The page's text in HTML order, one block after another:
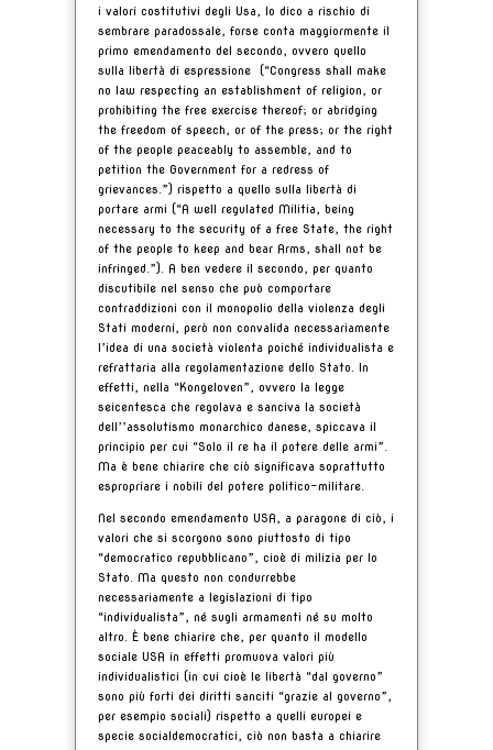
i valori costitutivi degli Usa, lo dico a rischio di
sembrare paradossale, forse conta maggiormente il
primo emendamento del secondo, ovvero quello
sulla libertà di espressione (“Congress shall make
no law respecting an establishment of religion, or
prohibiting the free exercise thereof; or abridging
the freedom of speech, or of the press; or the right
of the people peaceably to assemble, and to
petition the Government for a redress of
grievances.”) rispetto a quello sulla libertà di
portare armi (“A well regulated Militia, being
necessary to the security of a free State, the right
of the people to keep and bear Arms, shall not be
infringed.”). A ben vedere il secondo, per quanto
discutibile nel senso che può comportare
contraddizioni con il monopolio della violenza degli
Stati moderni, però non convalida necessariamente
l’idea di una società violenta poiché individualista e
refrattaria alla regolamentazione dello Stato. In
effetti, nella “Kongeloven”, ovvero la legge
seicentesca che regolava e sanciva la società
dell’’assolutismo monarchico danese, spiccava il
principio per cui “Solo il re ha il potere delle armi”.
Ma è bene chiarire che ciò significava soprattutto
espropriare i nobili del potere politico-militare.
Nel secondo emendamento USA, a paragone di ciò, i
valori che si scorgono sono piuttosto di tipo
“democratico repubblicano”, cioè di milizia per lo
Stato. Ma questo non condurrebbe
necessariamente a legislazioni di tipo
“individualista”, né sugli armamenti né su molto
altro. È bene chiarire che, per quanto il modello
sociale USA in effetti promuova valori più
individualistici (in cui cioè le libertà “dal governo”
sono più forti dei diritti sanciti “grazie al governo”,
per esempio sociali) rispetto a quelli europei e
specie socialdemocratici, ciò non basta a chiarire